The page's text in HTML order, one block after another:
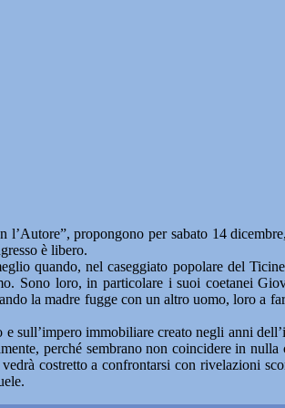
propongono per sabato 14
è libero.
quando, nel caseggiato popolare del
Sono loro, in particolare i suoi coetanei
la madre fugge con un altro uomo, loro a
sull’impero immobiliare creato negli anni
perché sembrano non coincidere in nulla
costretto a confrontarsi con rivelazioni